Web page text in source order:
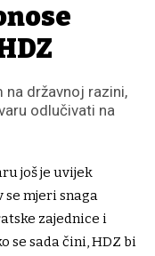
na državnoj razini,
odlučivati na
još je uvijek
se mjeri snaga
zajednice i
se sada čini, HDZ bi